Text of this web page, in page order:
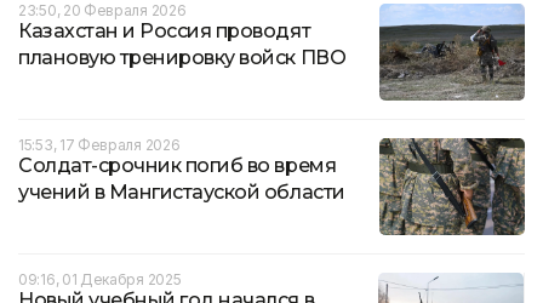
23:50, 20 Февраля 2026
Казахстан и Россия проводят
плановую тренировку войск ПВО
15:53, 17 Февраля 2026
Солдат-срочник погиб во время
учений в Мангистауской области
09:16, 01 Декабря 2025